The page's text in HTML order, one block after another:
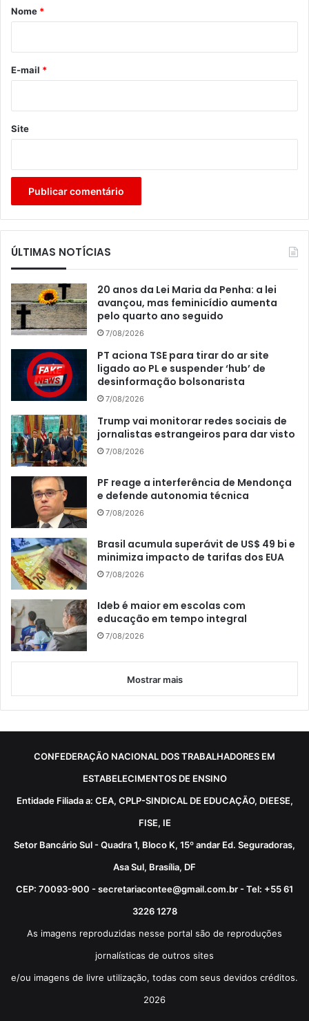
r
*
Nome *
E-mail *
Site
ÚLTIMAS NOTÍCIAS
20 anos da Lei Maria da Penha: a lei
avançou, mas feminicídio aumenta
pelo quarto ano seguido
7/08/2026
PT aciona TSE para tirar do ar site
ligado ao PL e suspender ‘hub’ de
desinformação bolsonarista
7/08/2026
Trump vai monitorar redes sociais de
jornalistas estrangeiros para dar visto
7/08/2026
PF reage a interferência de Mendonça
e defende autonomia técnica
7/08/2026
Brasil acumula superávit de US$ 49 bi e
minimiza impacto de tarifas dos EUA
7/08/2026
Ideb é maior em escolas com
educação em tempo integral
7/08/2026
Mostrar mais
CONFEDERAÇÃO NACIONAL DOS TRABALHADORES EM
ESTABELECIMENTOS DE ENSINO
Entidade Filiada a: CEA, CPLP-SINDICAL DE EDUCAÇÃO, DIEESE,
FISE, IE
Setor Bancário Sul - Quadra 1, Bloco K, 15º andar Ed. Seguradoras,
Asa Sul, Brasília, DF
CEP: 70093-900 - secretariacontee@gmail.com.br - Tel: +55 61
3226 1278
As imagens reproduzidas nesse portal são de reproduções
jornalísticas de outros sites
e/ou imagens de livre utilização, todas com seus devidos créditos.
2026